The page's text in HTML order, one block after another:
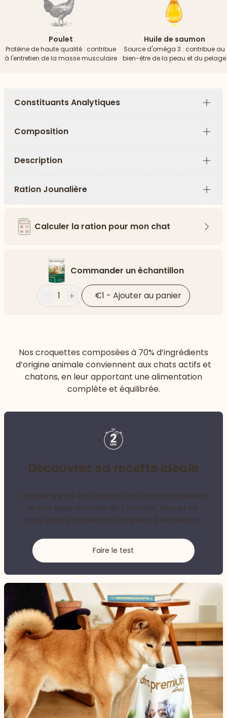
Poulet
Protéine de haute qualité : contribue
à l'entretien de la masse musculaire
Huile de saumon
Source d'oméga 3 : contribue au
bien-être de la peau et du pelage
Constituants Analytiques
Plus
Composition
Plus
Description
Plus
Ration Jounalière
Plus
Calculer la ration pour mon chat
Commander un échantillon
Moins
1 Plus €1 - Ajouter au panier
Nos croquettes composées à 70% d’ingrédients
d’origine animale conviennent aux chats actifs et
chatons, en leur apportant une alimentation
complète et équilibrée.
Découvrez sa recette idéale
Chaque animal est unique et nos recommandations
le sont aussi. En moins de 2 minutes, trouvez les
croquettes parfaitement adaptées à ses besoins.
Faire le test